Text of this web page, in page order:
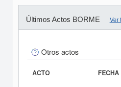
Últimos Actos BORME Ver
Otros actos
ACTO FECHA